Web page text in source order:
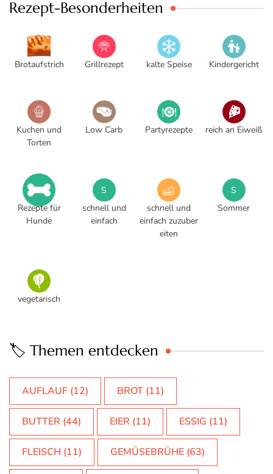
Rezept-Besonderheiten
Brotaufstrich Grillrezept kalte Speise Kindergericht
Kuchen und
Torten
Low Carb Partyrezepte reich an Eiweiß
Rezepte für
Hunde
S
schnell und
einfach
schnell und
einfach zuzuber
eiten
S
Sommer
vegetarisch
🏷️ Themen entdecken
AUFLAUF (12) BROT (11)
BUTTER (44) EIER (11) ESSIG (11)
FLEISCH (11) GEMÜSEBRÜHE (63)